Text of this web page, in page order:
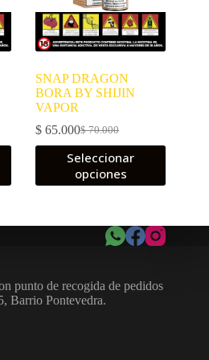
SNAP DRAGON
BORA BY SHIJIN
VAPOR
$70.000
El
precio
original
era:
$ 65.000El
precio
actual
es:
Seleccionar
opciones
Este
producto
Las
elegir
en
punto de recogida de pedidos
Barrio Pontevedra.